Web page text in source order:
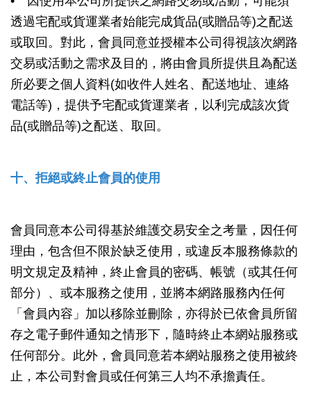
透過宅配或貨運業者始能完成貨品(或贈品等)之配送
或取回。對此，會員同意並授權本公司得視該次網路
交易或活動之需求及目的，將由會員所提供且為配送
所必要之個人資料(如收件人姓名、配送地址、連絡
電話等)，提供予宅配或貨運業者，以利完成該次貨
品(或贈品等)之配送、取回。
十、拒絕或終止會員的使用
會員同意本公司得基於維護交易安全之考量，因任何
理由，包含但不限於缺乏使用，或違反本服務條款的
明文規定及精神，終止會員的密碼、帳號（或其任何
部分）、或本服務之使用，並將本網路服務內任何
「會員內容」加以移除並刪除，亦得於已依會員所留
存之電子郵件通知之情形下，隨時終止本網站服務或
任何部分。此外，會員同意若本網站服務之使用被終
止，本公司對會員或任何第三人均不承擔責任。